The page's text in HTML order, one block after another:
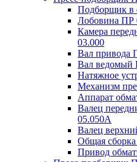
Подборщик в
Лобовина ПР
Камера
03.000
Вал привода
Вал ведомый
Натяжное
Механизм
Аппарат
Валец
05.050A
Валец
Общая
Привод